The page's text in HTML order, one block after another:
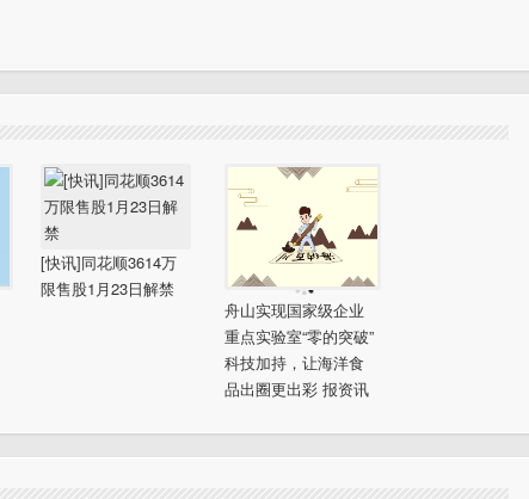
[快讯]同花顺3614万
限售股1月23日解禁
舟山实现国家级企业
重点实验室“零的突破”
科技加持，让海洋食
品出圈更出彩 报资讯